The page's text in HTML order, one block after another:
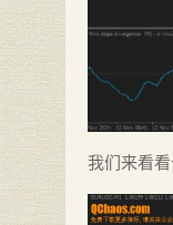
我们来看